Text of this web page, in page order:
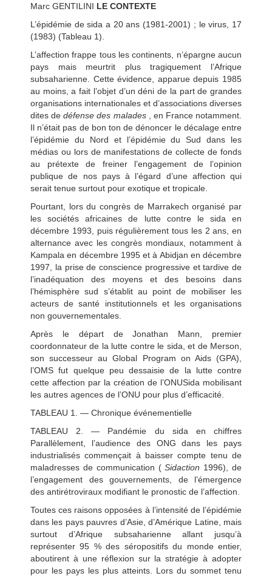
Marc GENTILINI LE CONTEXTE
L’épidémie de sida a 20 ans (1981-2001) ; le virus, 17
(1983) (Tableau 1).
L’affection frappe tous les continents, n’épargne aucun
pays mais meurtrit plus tragiquement l’Afrique
subsaharienne. Cette évidence, apparue depuis 1985
au moins, a fait l’objet d’un déni de la part de grandes
organisations internationales et d’associations diverses
dites dedéfense des malades, en France notamment.
Il n’était pas de bon ton de dénoncer le décalage entre
l’épidémie du Nord et l’épidémie du Sud dans les
médias ou lors de manifestations de collecte de fonds
au prétexte de freiner l’engagement de l’opinion
publique de nos pays à l’égard d’une affection qui
serait tenue surtout pour exotique et tropicale.
Pourtant, lors du congrès de Marrakech organisé par
les sociétés africaines de lutte contre le sida en
décembre 1993, puis régulièrement tous les 2 ans, en
alternance avec les congrès mondiaux, notamment à
Kampala en décembre 1995 et à Abidjan en décembre
1997, la prise de conscience progressive et tardive de
l’inadéquation des moyens et des besoins dans
l’hémisphère sud s’établit au point de mobiliser les
acteurs de santé institutionnels et les organisations
non gouvernementales.
Après le départ de Jonathan Mann, premier
coordonnateur de la lutte contre le sida, et de Merson,
son successeur au Global Program on Aids (GPA),
l’OMS fut quelque peu dessaisie de la lutte contre
cette affection par la création de l’ONUSida mobilisant
les autres agences de l’ONU pour plus d’efficacité.
TABLEAU 1. — Chronique événementielle
TABLEAU 2. — Pandémie du sida en chiffres
Parallèlement, l’audience des ONG dans les pays
industrialisés commençait à baisser compte tenu de
maladresses de communication (Sidaction 1996), de
l’engagement des gouvernements, de l’émergence
des antirétroviraux modifiant le pronostic de l’affection.
Toutes ces raisons opposées à l’intensité de l’épidémie
dans les pays pauvres d’Asie, d’Amérique Latine, mais
surtout d’Afrique subsaharienne allant jusqu’à
représenter 95 % des séropositifs du monde entier,
aboutirent à une réflexion sur la stratégie à adopter
pour les pays les plus atteints. Lors du sommet tenu